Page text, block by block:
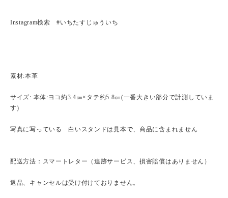
Instagram検索 #いちたすじゅういち
素材:本革
サイズ: 本体:ヨコ約3.4㎝×タテ約5.8㎝(一番大きい部分で計測していま
す)
写真に写っている 白いスタンドは見本で、商品に含まれません
配送方法：スマートレター（追跡サービス、損害賠償はありません）
返品、キャンセルは受け付けておりません。